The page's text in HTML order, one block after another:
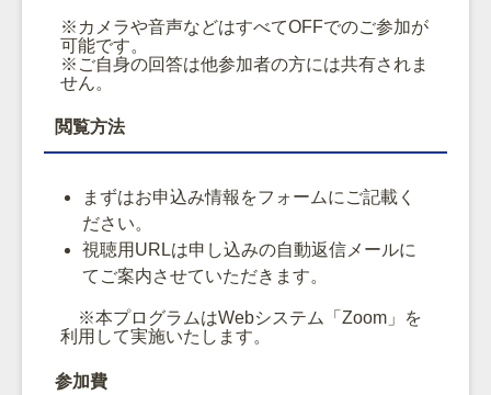
※カメラや音声などはすべてOFFでのご参加が
可能です。
※ご自身の回答は他参加者の方には共有されま
せん。
閲覧方法
まずはお申込み情報をフォームにご記載く
ださい。
視聴用URLは申し込みの自動返信メールに
てご案内させていただきます。
※本プログラムはWebシステム「Zoom」を
利用して実施いたします。
参加費